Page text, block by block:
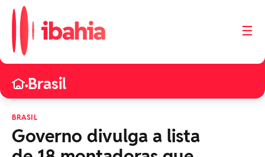
☰
•Brasil
BRASIL
Governo divulga a lista